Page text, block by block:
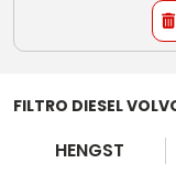
FILTRO DIESEL
HENGST